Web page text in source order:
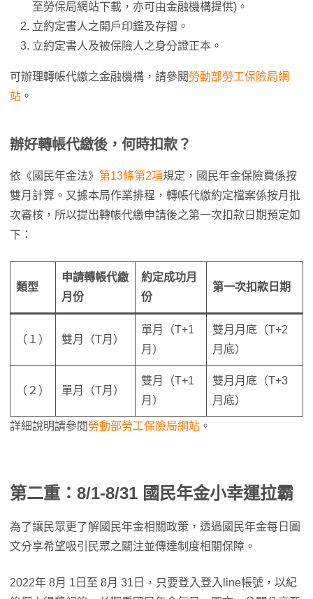
至勞保局網站下載，亦可由金融機構提供)。
立約定書人之開戶印鑑及存摺。
立約定書人及被保險人之身分證正本。
可辦理轉帳代繳之金融機構，請參閱勞動部勞工保險局網
站 。
辦好轉帳代繳後，何時扣款？
依《國民年金法》 第13條第2項規定，國民年金保險費係按
雙月計算。又據本局作業排程，轉帳代繳約定檔案係按月批
次審核，所以提出轉帳代繳申請後之第一次扣款日期預定如
下：
類型
申請轉帳代繳
月份
約定成功月
份
第一次扣款日期
（１） 雙月（T月）
單月（T+1
月）
雙月月底（T+2
月底）
（２） 單月（T月）
雙月（T+1
月）
雙月月底（T+3
月底）
詳細說明請參閱勞動部勞工保險局網站 。
第二重：8/1-8/31 國民年金小幸運拉霸
為了讓民眾更了解國民年金相關政策，透過國民年金每日圖
文分享希望吸引民眾之關注並傳達制度相關保障。
2022年 8月 1日至 8月 31日，只要登入登入line帳號，以紀